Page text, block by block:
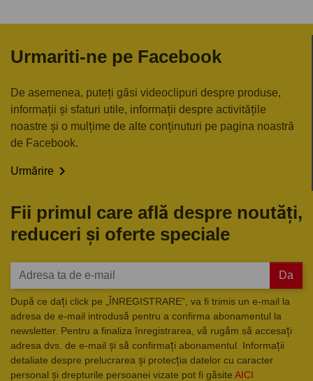
Urmariti-ne pe Facebook
De asemenea, puteți găsi videoclipuri despre produse,
informații și sfaturi utile, informații despre activitățile
noastre și o mulțime de alte conținuturi pe pagina noastră
de Facebook.
Urmărire 
Fii primul care află despre noutăți,
reduceri și oferte speciale
Da
După ce dați click pe „ÎNREGISTRARE”, va fi trimis un e-mail la
adresa de e-mail introdusă pentru a confirma abonamentul la
newsletter. Pentru a finaliza înregistrarea, vă rugăm să accesați
adresa dvs. de e-mail și să confirmați abonamentul. Informații
detaliate despre prelucrarea și protecția datelor cu caracter
personal și drepturile persoanei vizate pot fi găsite AICI